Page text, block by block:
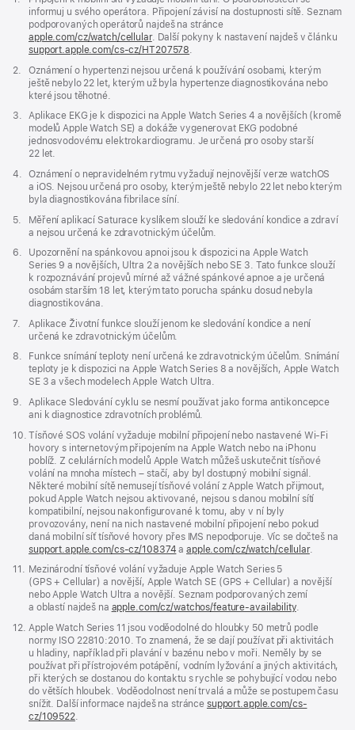
informuj u svého operátora. Připojení závisí na dostupnosti sítě. Seznam
podporovaných operátorů najdeš na stránce
apple.com/cz/watch/cellular. Další pokyny k nastavení najdeš v článku
support.apple.com/cs-cz/HT207578(Otevře
v novém
okně)
.
Poznámka
2.
Oznámení o hypertenzi nejsou určená k používání osobami, kterým
ještě nebylo 22 let, kterým už byla hypertenze diagnostikována nebo
které jsou těhotné.
Poznámka
3.
Aplikace EKG je k dispozici na Apple Watch Series 4 a novějších (kromě
modelů Apple Watch SE) a dokáže vygenerovat EKG podobné
jednosvodovému elektrokardiogramu. Je určená pro osoby starší
22 let.
Poznámka
4.
Oznámení o nepravidelném rytmu vyžadují nejnovější verze watchOS
a iOS. Nejsou určená pro osoby, kterým ještě nebylo 22 let nebo kterým
byla diagnostikována fibrilace síní.
Poznámka
5.
Měření aplikací Saturace kyslíkem slouží ke sledování kondice a zdraví
a nejsou určená ke zdravotnickým účelům.
Poznámka
6.
Upozornění na spánkovou apnoi jsou k dispozici na Apple Watch
Series 9 a novějších, Ultra 2 a novějších nebo SE 3. Tato funkce slouží
k rozpoznávání projevů mírné až vážné spánkové apnoe a je určená
osobám starším 18 let, kterým tato porucha spánku dosud nebyla
diagnostikována.
Poznámka
7.
Aplikace Životní funkce slouží jenom ke sledování kondice a není
určená ke zdravotnickým účelům.
Poznámka
8.
Funkce snímání teploty není určená ke zdravotnickým účelům. Snímání
teploty je k dispozici na Apple Watch Series 8 a novějších, Apple Watch
SE 3 a všech modelech Apple Watch Ultra.
Poznámka
9.
Aplikace Sledování cyklu se nesmí používat jako forma antikoncepce
ani k diagnostice zdravotních problémů.
Poznámka
10. Tísňové SOS volání vyžaduje mobilní připojení nebo nastavené Wi‑Fi
hovory s internetovým připojením na Apple Watch nebo na iPhonu
poblíž. Z celulárních modelů Apple Watch můžeš uskutečnit tísňové
volání na mnoha místech – stačí, aby byl dostupný mobilní signál.
Některé mobilní sítě nemusejí tísňové volání z Apple Watch přijmout,
pokud Apple Watch nejsou aktivované, nejsou s danou mobilní sítí
kompatibilní, nejsou nakonfigurované k tomu, aby v ní byly
provozovány, není na nich nastavené mobilní připojení nebo pokud
daná mobilní síť tísňové hovory přes IMS nepodporuje. Víc se dočteš na
support.apple.com/cs-cz/108374 (Otevře
v novém
okně)
aapple.com/cz/watch/cellular.
Poznámka
11. Mezinárodní tísňové volání vyžaduje Apple Watch Series 5
(GPS + Cellular) a novější, Apple Watch SE (GPS + Cellular) a novější
nebo Apple Watch Ultra a novější. Seznam podporovaných zemí
a oblastí najdeš na apple.com/cz/watchos/feature-availability.
Poznámka
12. Apple Watch Series 11 jsou voděodolné do hloubky 50 metrů podle
normy ISO 22810:2010. To znamená, že se dají používat při aktivitách
u hladiny, například při plavání v bazénu nebo v moři. Neměly by se
používat při přístrojovém potápění, vodním lyžování a jiných aktivitách,
při kterých se dostanou do kontaktu s rychle se pohybující vodou nebo
do větších hloubek. Voděodolnost není trvalá a může se postupem času
snížit. Další informace najdeš na stránce support.apple.com/cs-
cz/109522.